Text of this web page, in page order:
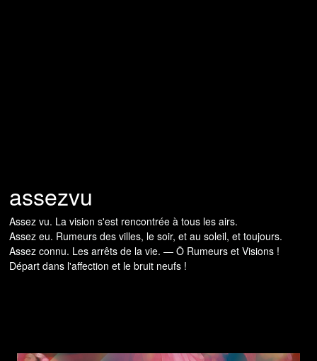
assezvu
Assez vu. La vision s'est rencontrée à tous les airs.
Assez eu. Rumeurs des villes, le soir, et au soleil, et toujours.
Assez connu. Les arrêts de la vie. — Ô Rumeurs et Visions !
Départ dans l'affection et le bruit neufs !